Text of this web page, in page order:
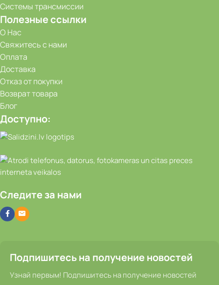
Системы трансмиссии
Полезные ссылки
О Нас
Свяжитесь с нами
Оплата
Доставка
Отказ от покупки
Возврат товара
Блог
Доступно:
Следите за нами
Подпишитесь на получение новостей
Узнай первым! Подпишитесь на получение новостей